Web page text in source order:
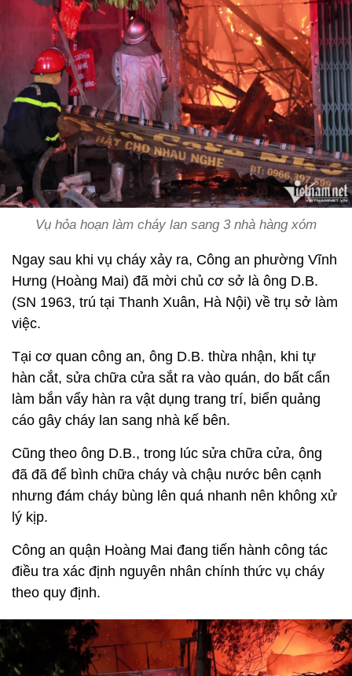
Vụ hỏa hoạn làm cháy lan sang 3 nhà hàng xóm
Ngay sau khi vụ cháy xảy ra, Công an phường Vĩnh
Hưng (Hoàng Mai) đã mời chủ cơ sở là ông D.B.
(SN 1963, trú tại Thanh Xuân, Hà Nội) về trụ sở làm
việc.
Tại cơ quan công an, ông D.B. thừa nhận, khi tự
hàn cắt, sửa chữa cửa sắt ra vào quán, do bất cẩn
làm bắn vẩy hàn ra vật dụng trang trí, biển quảng
cáo gây cháy lan sang nhà kế bên.
Cũng theo ông D.B., trong lúc sửa chữa cửa, ông
đã đã để bình chữa cháy và chậu nước bên cạnh
nhưng đám cháy bùng lên quá nhanh nên không xử
lý kịp.
Công an quận Hoàng Mai đang tiến hành công tác
điều tra xác định nguyên nhân chính thức vụ cháy
theo quy định.